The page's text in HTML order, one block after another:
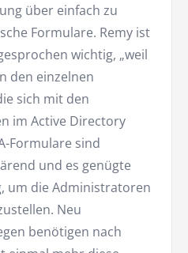
über einfach zu
Formulare. Remy ist
wichtig, „weil
den einzelnen
sich mit den
im Active Directory
Formulare sind
und es genügte
um die Administratoren
Neu
benötigen nach